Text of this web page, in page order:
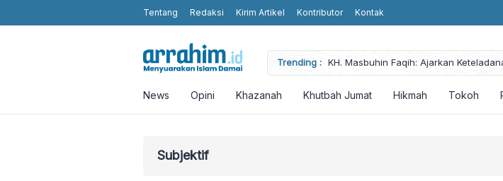
Tentang Redaksi Kirim Artikel Kontributor Kontak
Trending :
Humanity and Religious Values without Religious Attributes in the KH. Masbuhin Faqih: Ajarkan
News Opini Khazanah Khutbah Jumat Hikmah Tokoh
Subjektif